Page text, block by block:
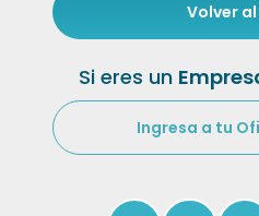
Volver
Si eres un
Ingresa a tu